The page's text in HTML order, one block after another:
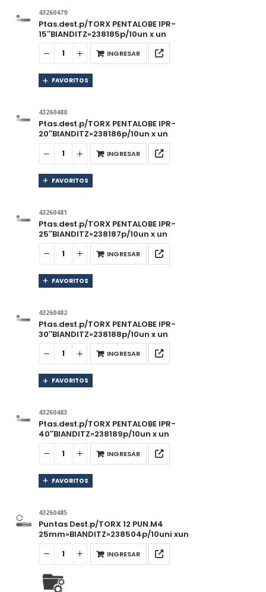
43260479
Ptas.dest.p/TORX PENTALOBE IPR-
15″BIANDITZ»238185p/10un x un
INGRESAR
FAVORITOS
43260480
Ptas.dest.p/TORX PENTALOBE IPR-
20″BIANDITZ»238186p/10un x un
INGRESAR
FAVORITOS
43260481
Ptas.dest.p/TORX PENTALOBE IPR-
25″BIANDITZ»238187p/10un x un
INGRESAR
FAVORITOS
43260482
Ptas.dest.p/TORX PENTALOBE IPR-
30″BIANDITZ»238188p/10un x un
INGRESAR
FAVORITOS
43260483
Ptas.dest.p/TORX PENTALOBE IPR-
40″BIANDITZ»238189p/10un x un
INGRESAR
FAVORITOS
43260485
Puntas Dest.p/TORX 12 PUN.M4
25mm»BIANDITZ»238504p/10uni xun
INGRESAR